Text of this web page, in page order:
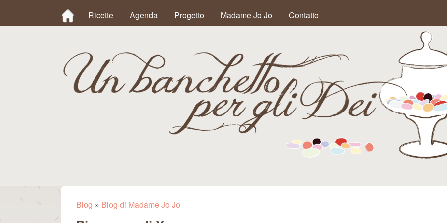
principale
MAIN MENU
Ricette Agenda Progetto Madame Jo Jo Contatto
Un
Banchetto
Tu sei qui
Blog » Blog di Madame Jo Jo